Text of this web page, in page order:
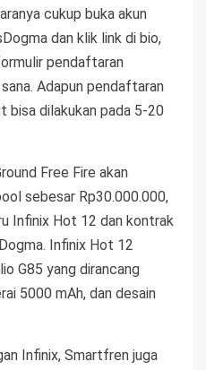
cukup buka akun
dan klik link di bio,
pendaftaran
Adapun pendaftaran
dilakukan pada 5-20
Free Fire akan
sebesar Rp30.000.000,
Infinix Hot 12 dan kontrak
Infinix Hot 12
G85 yang dirancang
5000 mAh, dan desain
Infinix, Smartfren juga